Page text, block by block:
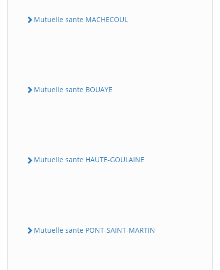
Mutuelle sante MACHECOUL
Mutuelle sante BOUAYE
Mutuelle sante HAUTE-GOULAINE
Mutuelle sante PONT-SAINT-MARTIN